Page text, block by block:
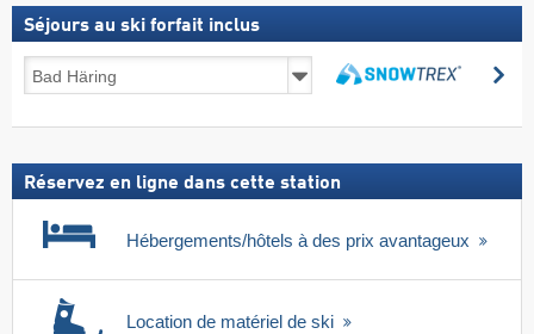
Séjours au ski forfait inclus
Séjours
au
forfait
Réservez en ligne dans cette station
Hébergements/hôtels à des prix avantageux
Location de matériel de ski